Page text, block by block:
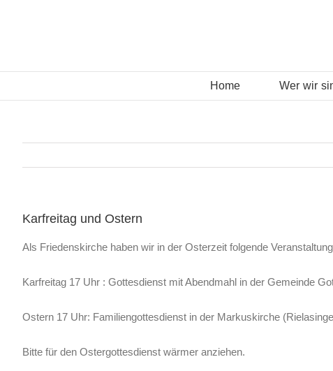
Home Wer wir
Karfreitag und Ostern
Als Friedenskirche haben wir in der Osterzeit folgende
Karfreitag 17 Uhr : Gottesdienst mit Abendmahl in der Gemeinde
Ostern 17 Uhr: Familiengottesdienst in der Markuskirche
Bitte für den Ostergottesdienst wärmer anziehen.